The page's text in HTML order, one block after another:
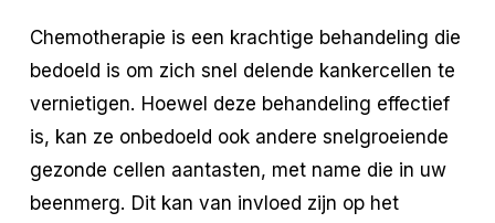
Chemotherapie is een krachtige behandeling die
bedoeld is om zich snel delende kankercellen te
vernietigen. Hoewel deze behandeling effectief
is, kan ze onbedoeld ook andere snelgroeiende
gezonde cellen aantasten, met name die in uw
beenmerg. Dit kan van invloed zijn op het